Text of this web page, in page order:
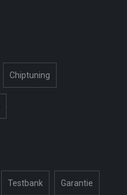
Chiptuning
Testbank Garantie